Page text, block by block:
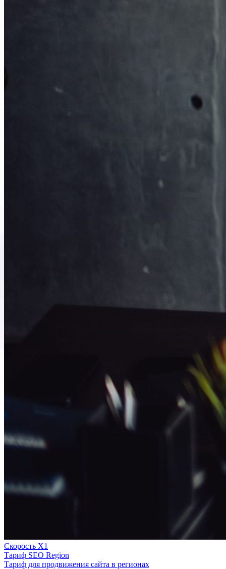
Скорость Х1
Тариф SEO Region
Тариф для продвижения сайта в регионах